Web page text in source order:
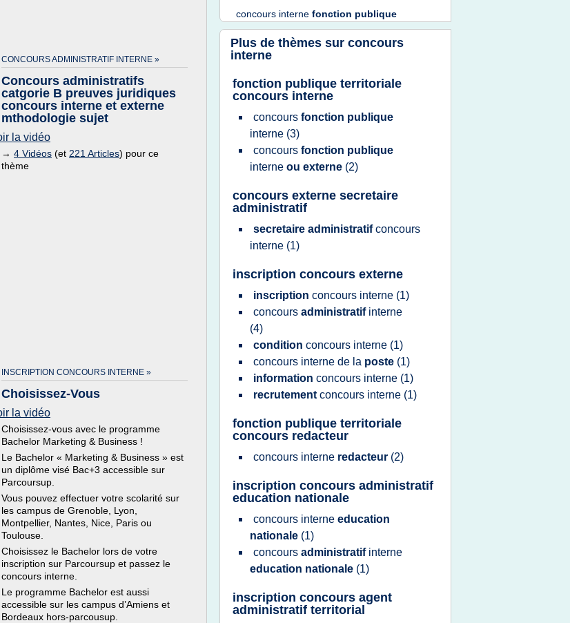
CONCOURS ADMINISTRATIF INTERNE »
Concours administratifs
catgorie B preuves juridiques
concours interne et externe
mthodologie sujet
la vidéo
→ 4 Vidéos (et 221 Articles) pour ce
thème
INSCRIPTION CONCOURS INTERNE »
Choisissez-Vous
la vidéo
Choisissez-vous avec le programme
Bachelor Marketing & Business !
Le Bachelor « Marketing & Business » est
un diplôme visé Bac+3 accessible sur
Parcoursup.
Vous pouvez effectuer votre scolarité sur
les campus de Grenoble, Lyon,
Montpellier, Nantes, Nice, Paris ou
Toulouse.
Choisissez le Bachelor lors de votre
inscription sur Parcoursup et passez le
concours interne.
Le programme Bachelor est aussi
accessible sur les campus d’Amiens et
Bordeaux hors-parcousup.
concours interne fonction publique
Plus de thèmes sur concours
interne
fonction publique territoriale
concours interne
concours fonction publique
interne (3)
concours fonction publique
interne ou externe (2)
concours externe secretaire
administratif
secretaire administratifconcours
interne (1)
inscription concours externe
inscription concours interne (1)
concours administratif interne
(4)
condition concours interne (1)
concours interne de la poste (1)
information concours interne (1)
recrutement concours interne (1)
fonction publique territoriale
concours redacteur
concours interne redacteur (2)
inscription concours administratif
education nationale
concours interne education
nationale (1)
concours administratif interne
education nationale (1)
inscription concours agent
administratif territorial